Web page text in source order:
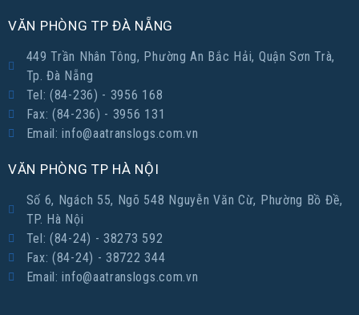
VĂN PHÒNG TP ĐÀ NẴNG
449 Trần Nhân Tông, Phường An Bắc Hải, Quận Sơn Trà,
Tp. Đà Nẵng
Tel: (84-236) - 3956 168
Fax: (84-236) - 3956 131
Email: info@aatranslogs.com.vn
VĂN PHÒNG TP HÀ NỘI
Số 6, Ngách 55, Ngõ 548 Nguyễn Văn Cừ, Phường Bồ Đề,
TP. Hà Nội
Tel: (84-24) - 38273 592
Fax: (84-24) - 38722 344
Email: info@aatranslogs.com.vn